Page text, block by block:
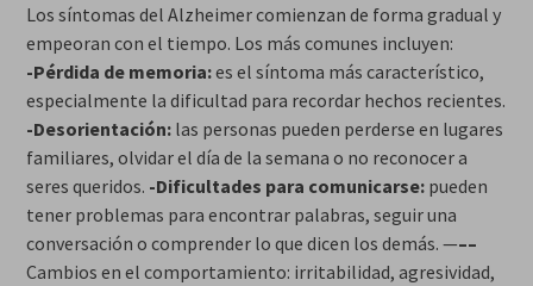
Los síntomas del Alzheimer comienzan de forma gradual y
empeoran con el tiempo. Los más comunes incluyen:
-Pérdida de memoria:es el síntoma más característico,
especialmente la dificultad para recordar hechos recientes.
-Desorientación:las personas pueden perderse en lugares
familiares, olvidar el día de la semana o no reconocer a
seres queridos. -Dificultades para comunicarse:pueden
tener problemas para encontrar palabras, seguir una
conversación o comprender lo que dicen los demás. —––
Cambios en el comportamiento: irritabilidad, agresividad,